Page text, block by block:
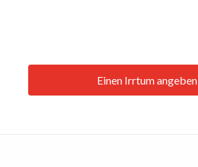
Einen Irrtum angeben